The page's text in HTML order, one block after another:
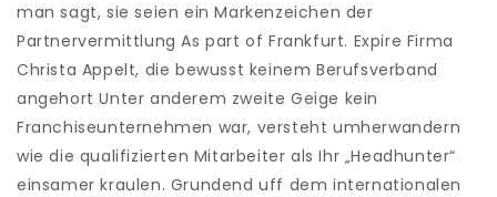
man sagt, sie seien ein Markenzeichen der
Partnervermittlung As part of Frankfurt. Expire Firma
Christa Appelt, die bewusst keinem Berufsverband
angehort Unter anderem zweite Geige kein
Franchiseunternehmen war, versteht umherwandern
wie die qualifizierten Mitarbeiter als Ihr „Headhunter“
einsamer kraulen. Grundend uff dem internationalen